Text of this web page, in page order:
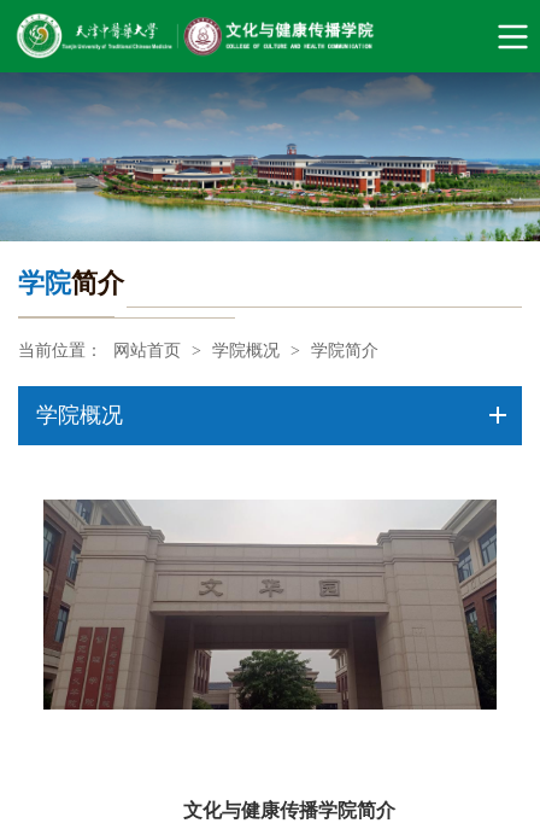
学院简介
当前位置： 网站首页 > 学院概况 > 学院简介
学院概况
文化与健康传播学院简介